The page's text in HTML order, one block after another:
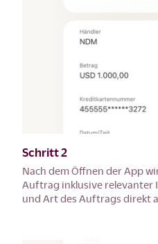
Schritt 2
Nach dem Öffnen der App
Auftrag inklusive relevanter
und Art des Auftrags direkt